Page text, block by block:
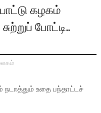
கழகம்
போட்டி..
உதை பந்தாட்டச்